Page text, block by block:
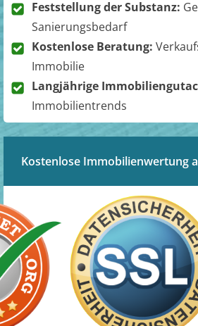
Feststellung der Substanz:
Sanierungsbedarf
Kostenlose Beratung:
Immobilie
Langjährige
Immobilientrends
Kostenlose Immobilienwertung